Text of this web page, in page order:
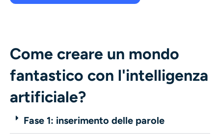
Come creare un mondo
fantastico con l'intelligenza
artificiale?
Fase 1: inserimento delle parole